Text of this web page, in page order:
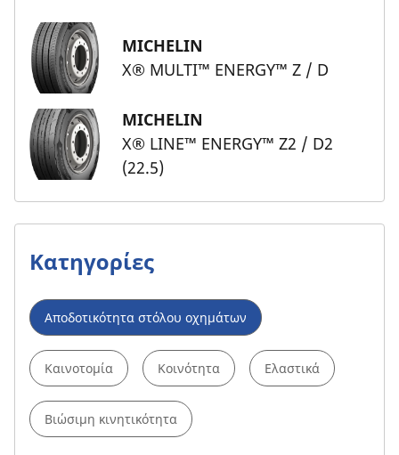
MICHELIN
X® MULTI™ ENERGY™ Z / D
MICHELIN
X® LINE™ ENERGY™ Z2 / D2
(22.5)
Κατηγορίες
Αποδοτικότητα στόλου οχημάτων
Καινοτομία Κοινότητα Ελαστικά
Βιώσιμη κινητικότητα